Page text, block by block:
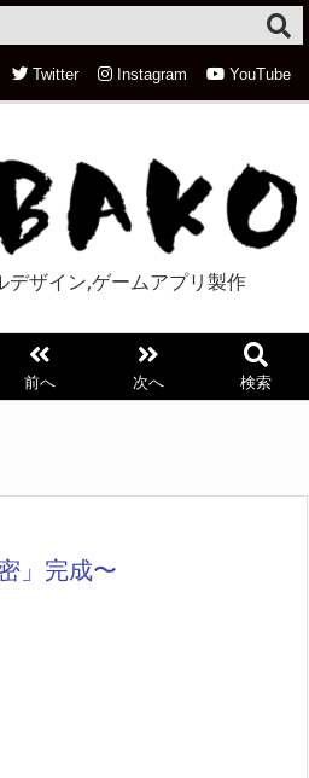
デザイン,ゲームアプリ製作
前へ 次へ 検索
Twitter Instagram YouTube
」完成〜